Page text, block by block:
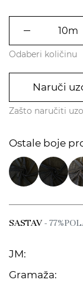
Odaberi količinu
Naruči
Zašto naručiti
Ostale boje
SASTAV-
JM:
Gramaža: